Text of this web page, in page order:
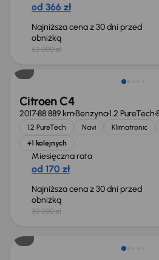
od 366 zł
Najniższa cena z 30 dni przed
obniżką
63 000 zł
Taniej o 1 500 zł
Citroen C4
201788 889 kmBenzyna1.2 PureTech
1.2 PureTech Navi Klimatronic
+1 kolejnych
Miesięczna rata
od 170 zł
Najniższa cena z 30 dni przed
obniżką
30 000 zł